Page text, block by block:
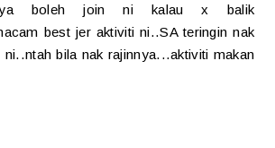
boleh join ni kalau x balik
best jer aktiviti ni..SA teringin nak
ni..ntah bila nak rajinnya...aktiviti makan